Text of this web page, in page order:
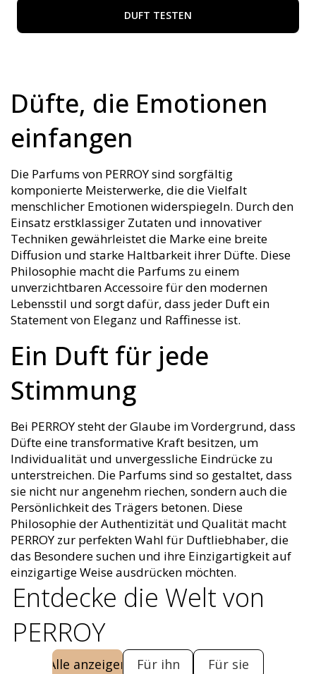
DUFT TESTEN
Düfte, die Emotionen
einfangen
Die Parfums von PERROY sind sorgfältig
komponierte Meisterwerke, die die Vielfalt
menschlicher Emotionen widerspiegeln. Durch den
Einsatz erstklassiger Zutaten und innovativer
Techniken gewährleistet die Marke eine breite
Diffusion und starke Haltbarkeit ihrer Düfte. Diese
Philosophie macht die Parfums zu einem
unverzichtbaren Accessoire für den modernen
Lebensstil und sorgt dafür, dass jeder Duft ein
Statement von Eleganz und Raffinesse ist.
Ein Duft für jede
Stimmung
Bei PERROY steht der Glaube im Vordergrund, dass
Düfte eine transformative Kraft besitzen, um
Individualität und unvergessliche Eindrücke zu
unterstreichen. Die Parfums sind so gestaltet, dass
sie nicht nur angenehm riechen, sondern auch die
Persönlichkeit des Trägers betonen. Diese
Philosophie der Authentizität und Qualität macht
PERROY zur perfekten Wahl für Duftliebhaber, die
das Besondere suchen und ihre Einzigartigkeit auf
einzigartige Weise ausdrücken möchten.
Entdecke die Welt von
PERROY
Alle anzeigen Für ihn Für sie